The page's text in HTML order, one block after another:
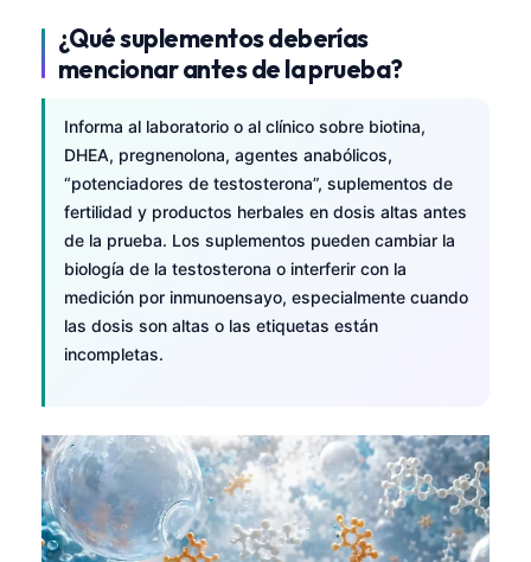
¿Qué suplementos deberías
mencionar antes de la prueba?
Informa al laboratorio o al clínico sobre biotina,
DHEA, pregnenolona, agentes anabólicos,
“potenciadores de testosterona”, suplementos de
fertilidad y productos herbales en dosis altas antes
de la prueba. Los suplementos pueden cambiar la
biología de la testosterona o interferir con la
medición por inmunoensayo, especialmente cuando
las dosis son altas o las etiquetas están
incompletas.